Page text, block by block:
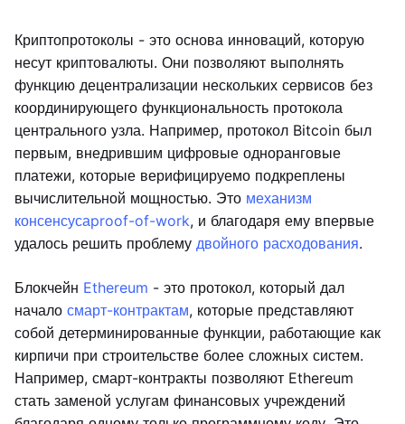
Криптопротоколы - это основа инноваций, которую
несут криптовалюты. Они позволяют выполнять
функцию децентрализации нескольких сервисов без
координирующего функциональность протокола
центрального узла. Например, протокол Bitcoin был
первым, внедрившим цифровые одноранговые
платежи, которые верифицируемо подкреплены
вычислительной мощностью. Это механизм
консенсусаproof-of-work, и благодаря ему впервые
удалось решить проблему двойного расходования.
Блокчейн Ethereum - это протокол, который дал
начало смарт-контрактам, которые представляют
собой детерминированные функции, работающие как
кирпичи при строительстве более сложных систем.
Например, смарт-контракты позволяют Ethereum
стать заменой услугам финансовых учреждений